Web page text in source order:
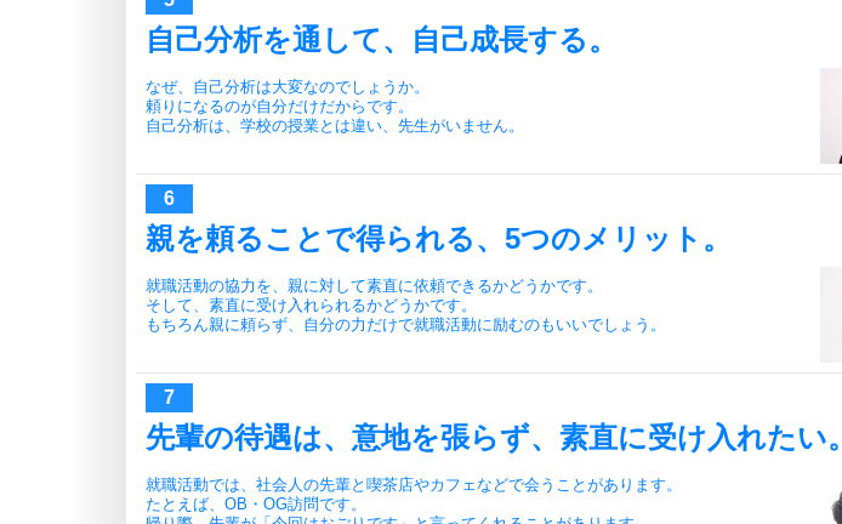
自己分析を通して、自己成長する。
なぜ、自己分析は大変なのでしょうか。
頼りになるのが自分だけだからです。
自己分析は、学校の授業とは違い、先生がいません。
親を頼ることで得られる、5つのメリット。
就職活動の協力を、親に対して素直に依頼できるかどうかです。
そして、素直に受け入れられるかどうかです。
もちろん親に頼らず、自分の力だけで就職活動に励むのもいいでしょう。
先輩の待遇は、意地を張らず、素直に受け入れたい。
就職活動では、社会人の先輩と喫茶店やカフェなどで会うことがあります。
たとえば、OB・OG訪問です。